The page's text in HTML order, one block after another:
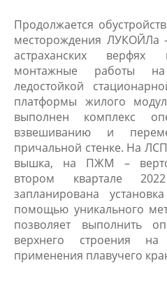
Продолжается
месторождения ЛУКОЙЛа
астраханских верфях
монтажные работы на
ледостойкой
платформы жилого
выполнен комплекс
взвешиванию и
причальной стенке. На
вышка, на ПЖМ –
втором квартале
запланирована
помощью уникального
позволяет выполнить
верхнего строения
применения плавучего